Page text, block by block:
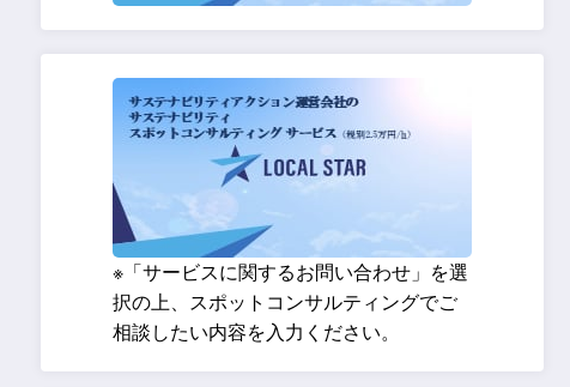
※「サービスに関するお問い合わせ」を選
択の上、スポットコンサルティングでご
相談したい内容を入力ください。